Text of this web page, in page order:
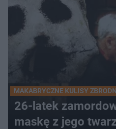
MAKABRYCZNE KULISY
26-latek
maskę z jego